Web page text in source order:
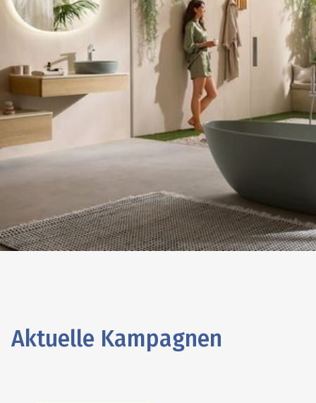
Antao ist inspiriert von der Natur: Das
Design der Kollektion ist von der Form
eines Tautropfens abgeleitet. Die
organische Formensprache zieht sich
durch alle Bestandteile der Kollektion –
von Waschbecken über Armatur und
WC bis zur Badewanne. Das Ergebnis:
ein beeindruckend harmonisches
Aktuelle Kampagnen